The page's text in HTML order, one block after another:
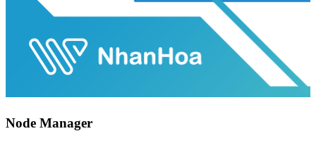
Node Manager